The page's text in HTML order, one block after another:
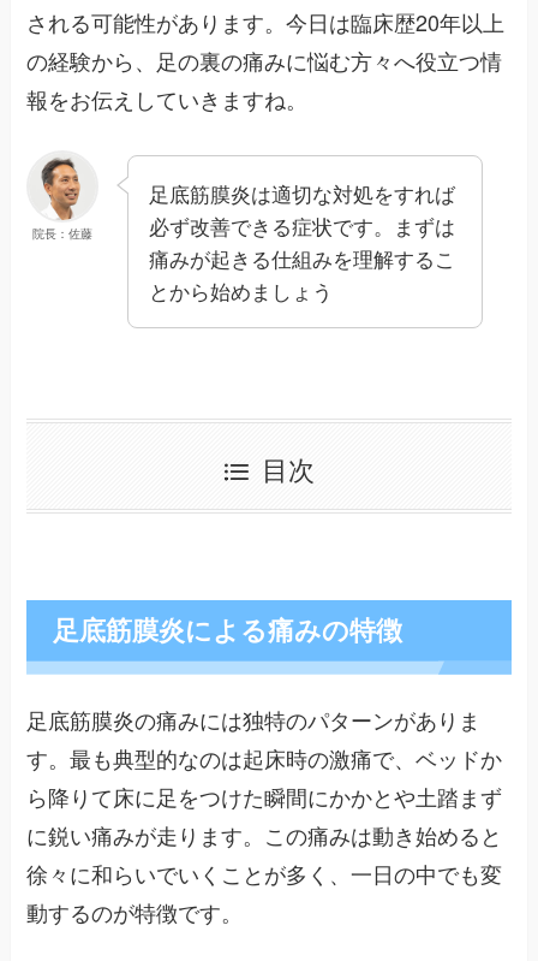
される可能性があります。今日は臨床歴20年以上
の経験から、足の裏の痛みに悩む方々へ役立つ情
報をお伝えしていきますね。
院長：佐藤
足底筋膜炎は適切な対処をすれば
必ず改善できる症状です。まずは
痛みが起きる仕組みを理解するこ
とから始めましょう
目次
足底筋膜炎による痛みの特徴
足底筋膜炎の痛みには独特のパターンがありま
す。最も典型的なのは起床時の激痛で、ベッドか
ら降りて床に足をつけた瞬間にかかとや土踏まず
に鋭い痛みが走ります。この痛みは動き始めると
徐々に和らいでいくことが多く、一日の中でも変
動するのが特徴です。